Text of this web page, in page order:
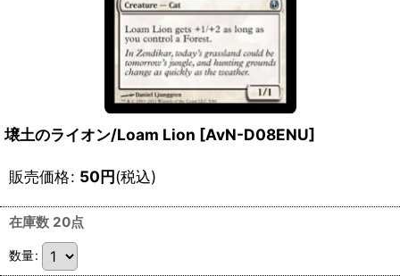
壌土のライオン/Loam Lion [AvN-D08ENU]
販売価格: 50円(税込)
在庫数 20点
数量: